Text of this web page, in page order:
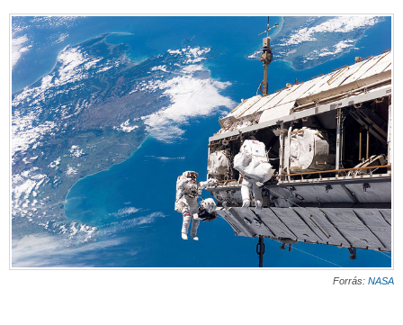
Forrás: NASA